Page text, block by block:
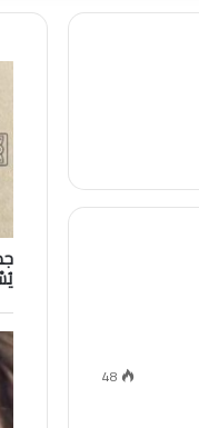
48